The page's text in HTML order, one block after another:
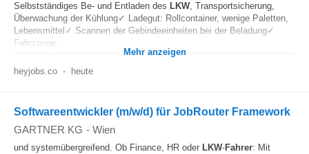
Selbstständiges Be- und Entladen des LKW, Transportsicherung,
Überwachung der Kühlung✓ Ladegut: Rollcontainer, wenige Paletten,
Lebensmittel✓ Scannen der Gebindeeinheiten bei der Beladung✓
Fahrzeuge...
Mehr anzeigen
heyjobs.co - heute
Softwareentwickler (m/w/d) für JobRouter Framework
GARTNER KG - Wien
und systemübergreifend. Ob Finance, HR oder LKW-Fahrer: Mit